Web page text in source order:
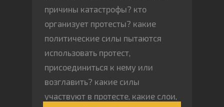
причины катастрофы? кто
организует протесты? какие
политические силы пытаются
использовать протест,
присоединиться к нему или
возглавить? какие силы
участвуют в протесте, какие слои,